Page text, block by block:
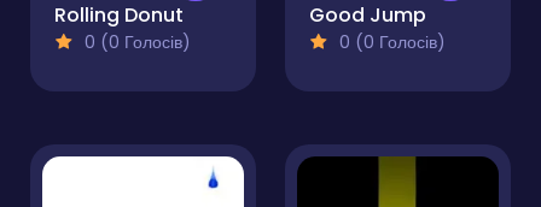
Rolling Donut
0 (0 Голосів)
Good Jump
0 (0 Голосів)